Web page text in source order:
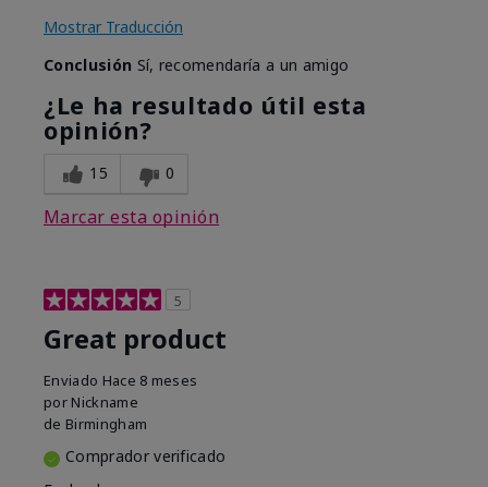
Mostrar Traducción
Conclusión Sí, recomendaría a un amigo
¿Le ha resultado útil esta
opinión?
15 0
Marcar esta opinión
5
Great product
Enviado Hace 8 meses
por Nickname
de Birmingham
Comprador verificado